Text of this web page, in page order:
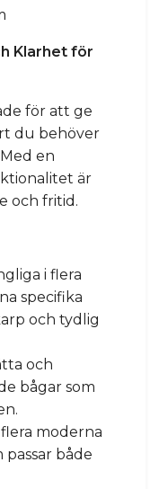
Klarhet för
för att ge
du behöver
en
är
och fritid.
i flera
specifika
och tydlig
och
bågar som
flera moderna
passar både